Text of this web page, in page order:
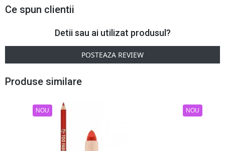
Ce spun clientii
Detii sau ai utilizat produsul?
POSTEAZA REVIEW
Produse similare
NOU NOU